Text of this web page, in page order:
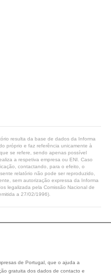
resulta da base de dados da Informa
próprio e faz referência unicamente à
se refere, sendo apenas possível
a respetiva empresa ou ENI. Caso
contactando, para o efeito, o
relatório não pode ser reproduzido,
sem autorização expressa da Informa
legalizada pela Comissão Nacional de
a 27/02/1996).
de Portugal, que o ajuda a
gratuita dos dados de contacto e